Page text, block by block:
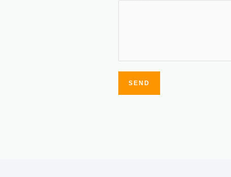
SEND